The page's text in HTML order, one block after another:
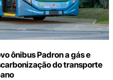
ônibus Padron a gás e
do transporte